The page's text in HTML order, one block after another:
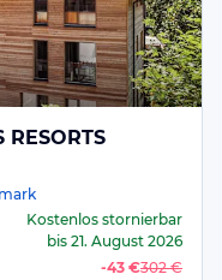
Kostenlos stornierbar
bis 21. August 2026
-43 €302 €